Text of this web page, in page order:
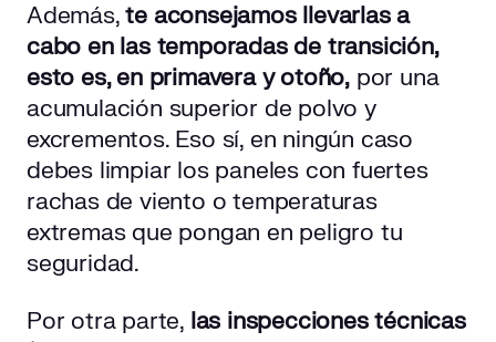
Además,te aconsejamos llevarlas a
cabo en las temporadas de transición,
esto es, en primavera y otoño, por una
acumulación superior de polvo y
excrementos. Eso sí, en ningún caso
debes limpiar los paneles con fuertes
rachas de viento o temperaturas
extremas que pongan en peligro tu
seguridad.
Por otra parte, las inspecciones técnicas